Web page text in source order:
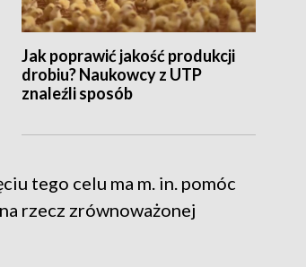
Jak poprawić jakość produkcji
drobiu? Naukowcy z UTP
znaleźli sposób
tego celu ma m. in. pomóc
rzecz zrównoważonej